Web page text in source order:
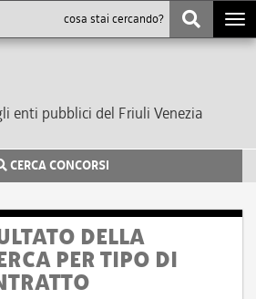
enti pubblici del Friuli Venezia
CERCA CONCORSI
DELLA
PER TIPO DI